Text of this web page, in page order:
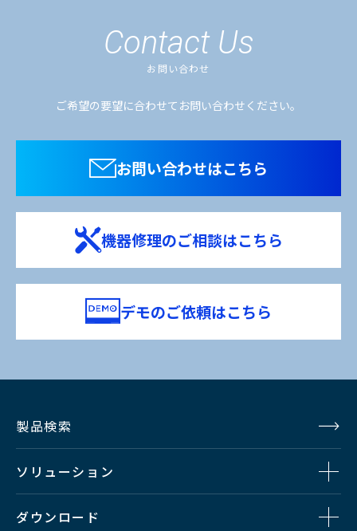
Contact Us
お問い合わせ
ご希望の要望に合わせてお問い合わせください。
お問い合わせはこちら
機器修理のご相談はこちら
デモのご依頼はこちら
製品検索
ソリューション
ダウンロード